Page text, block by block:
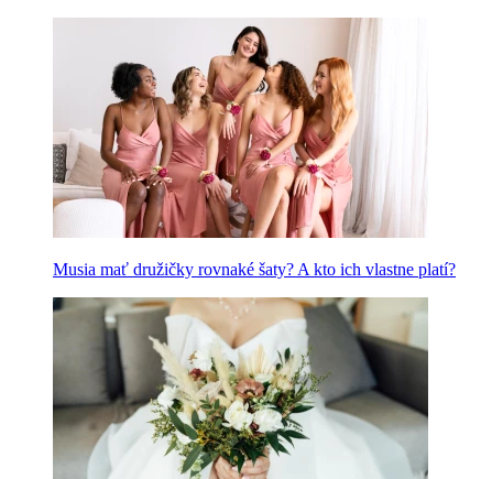
Musia mať družičky rovnaké šaty? A kto ich vlastne platí?